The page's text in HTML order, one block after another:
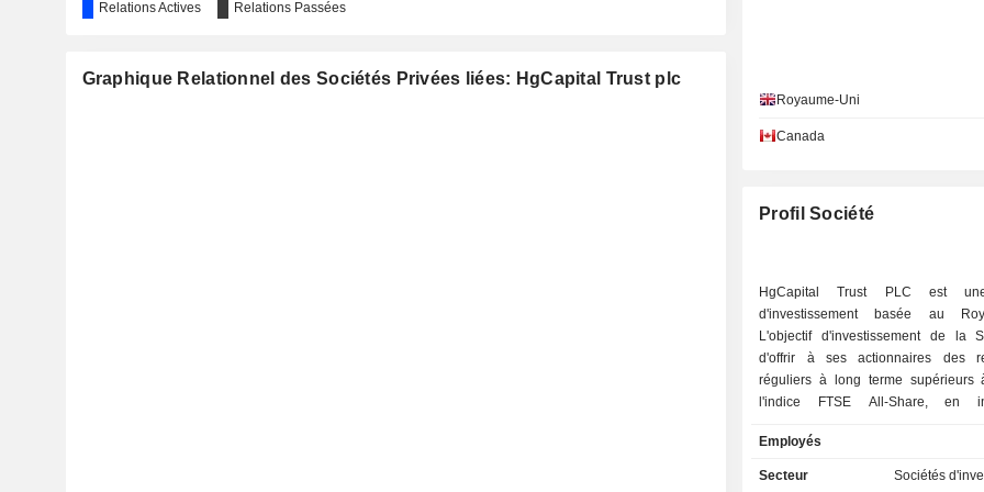
Relations Actives Relations Passées
Graphique Relationnel des Sociétés Privées liées: HgCapital Trust plc
Royaume-Uni
Canada
Profil Société
HgCapital Trust PLC est
d'investissement basée au
L'objectif d'investissement de la
d'offrir à ses actionnaires des
réguliers à long terme supérieurs
l'indice FTSE All-Share, en
une valeur ajoutée peut être
des changements stratégiques et
Employés
Secteur Sociétés